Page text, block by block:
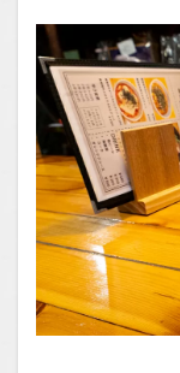
1.1
場所
1.2
You
Tube
1.2.1
はいし
ゃの食
べ歩き
You
Tubeチ
ャンネ